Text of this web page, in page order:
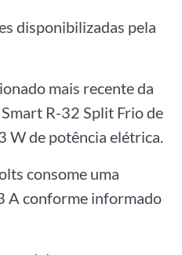
disponibilizadas pela
mais recente da
R-32 Split Frio de
W de potência elétrica.
consome uma
A conforme informado